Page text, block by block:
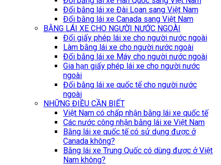
Đổi bằng lái xe Đài Loan sang Việt Nam
Đổi bằng lái xe Canada sang Việt Nam
BẰNG LÁI XE CHO NGƯỜI NƯỚC NGOÀI
Đổi giấy phép lái xe cho người nước ngoài
Làm bằng lái xe cho người nước ngoài
Đổi bằng lái xe Máy cho người nước ngoài
Gia hạn giấy phép lái xe cho người nước
ngoài
Đổi bằng lái xe quốc tế cho người nước
ngoài
NHỮNG ĐIỀU CẦN BIẾT
Việt Nam có chấp nhận bằng lái xe quốc tế
Các nước công nhận bằng lái xe Việt Nam
Bằng lái xe quốc tế có sử dụng được ở
Canada không?
Bằng lái xe Trung Quốc có dùng được ở Việt
Nam không?